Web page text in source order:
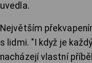
uvedla.
Největším
s lidmi. "I když je
nacházejí vlastní